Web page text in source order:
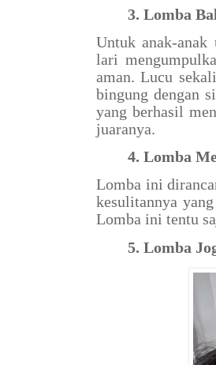
3. Lomba
Untuk anak-
lari
aman. Lucu
bingung dengan
yang berhasil
juaranya.
4. Lomba
Lomba ini
kesulitannya
Lomba ini tentu
5. Lomba